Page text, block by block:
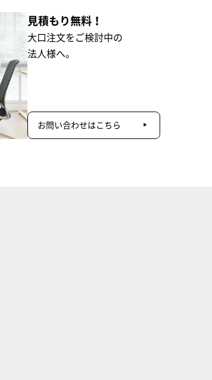
見積もり無料！
大口注文をご検討中の
法人様へ。
お問い合わせはこちら